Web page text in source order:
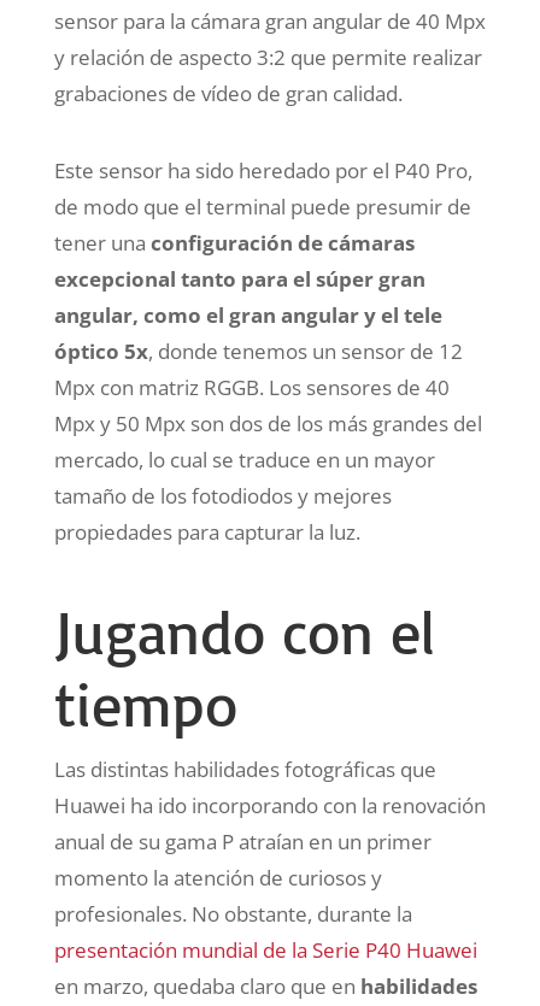
sensor para la cámara gran angular de 40 Mpx
y relación de aspecto 3:2 que permite realizar
grabaciones de vídeo de gran calidad.
Este sensor ha sido heredado por el P40 Pro,
de modo que el terminal puede presumir de
tener una configuración de cámaras
excepcional tanto para el súper gran
angular, como el gran angular y el tele
óptico 5x, donde tenemos un sensor de 12
Mpx con matriz RGGB. Los sensores de 40
Mpx y 50 Mpx son dos de los más grandes del
mercado, lo cual se traduce en un mayor
tamaño de los fotodiodos y mejores
propiedades para capturar la luz.
Jugando con el
tiempo
Las distintas habilidades fotográficas que
Huawei ha ido incorporando con la renovación
anual de su gama P atraían en un primer
momento la atención de curiosos y
profesionales. No obstante, durante la
presentación mundial de la Serie P40 Huawei
en marzo, quedaba claro que en habilidades